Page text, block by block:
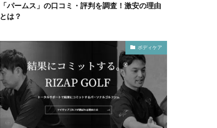
「パームス」の口コミ・評判を調査！激安の理由
とは？
ボディケア